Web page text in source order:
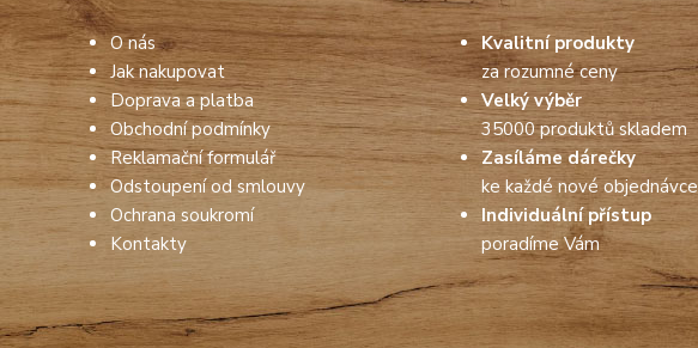
O nás
Jak nakupovat
Doprava a platba
Obchodní podmínky
Reklamační formulář
Odstoupení od smlouvy
Ochrana soukromí
Kontakty
Kvalitní produkty
za rozumné ceny
Velký výběr
35000 produktů skladem
Zasíláme dárečky
ke každé nové objednávce
Individuální přístup
poradíme Vám